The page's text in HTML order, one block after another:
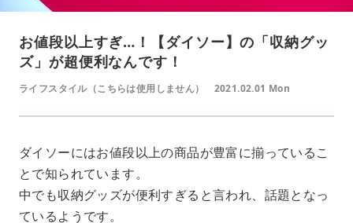
お値段以上すぎ…！【ダイソー】の「収納グッ
ズ」が超便利なんです！
ライフスタイル（こちらは使用しません） 2021.02.01 Mon
ダイソーにはお値段以上の商品が豊富に揃っているこ
とで知られています。
中でも収納グッズが便利すぎると言われ、話題となっ
ているようです。